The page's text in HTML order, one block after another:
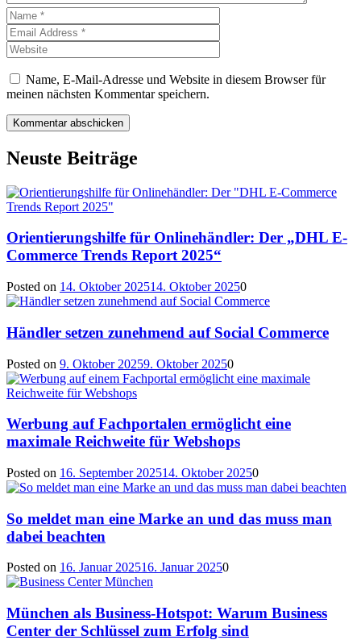
Name, E-Mail-Adresse und Website in diesem Browser für
meinen nächsten Kommentar speichern.
Neuste Beiträge
Orientierungshilfe für Onlinehändler: Der „DHL E-
Commerce Trends Report 2025“
Posted on 14. Oktober 202514. Oktober 20250
Händler setzen zunehmend auf Social Commerce
Posted on 9. Oktober 20259. Oktober 20250
Werbung auf Fachportalen ermöglicht eine
maximale Reichweite für Webshops
Posted on 16. September 202514. Oktober 20250
So meldet man eine Marke an und das muss man
dabei beachten
Posted on 16. Januar 202516. Januar 20250
München als Business-Hotspot: Warum Business
Center der Schlüssel zum Erfolg sind